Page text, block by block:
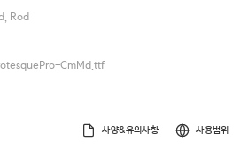
Rod
CmMd.ttf
사양&유의사항 사용범위